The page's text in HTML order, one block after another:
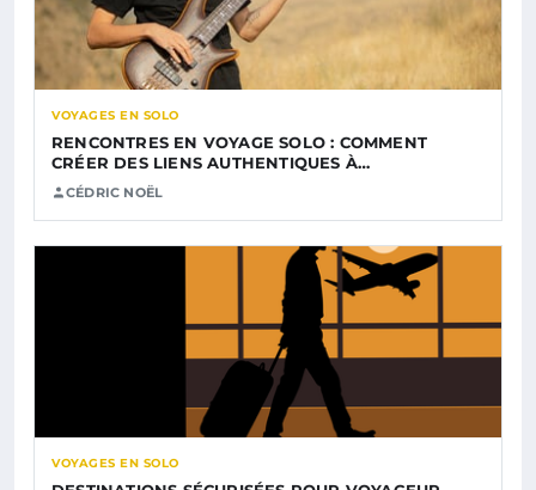
VOYAGES EN SOLO
RENCONTRES EN VOYAGE SOLO : COMMENT
CRÉER DES LIENS AUTHENTIQUES À…
CÉDRIC NOËL
VOYAGES EN SOLO